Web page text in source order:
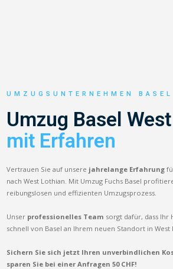
UMZUGSUNTERNEHMEN BASEL
Umzug Basel
mit Erfahren
Vertrauen Sie auf unsere jahrelange Erfahrung
nach West Lothian. Mit Umzug Fuchs Basel
reibungslosen und effizienten Umzugsprozess.
Unser professionelles Team sorgt dafür, dass Ihr
schnell von Basel an Ihrem neuen Standort in West
Sichern Sie sich jetzt Ihren unverbindlichen
sparen Sie bei einer Anfragen 50 CHF!